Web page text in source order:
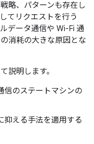
略、パターンも存在し
てリクエストを行う
データ通信や Wi-Fi 通
消耗の大きな原因とな
説明します。
信のステートマシンの
抑える手法を適用する